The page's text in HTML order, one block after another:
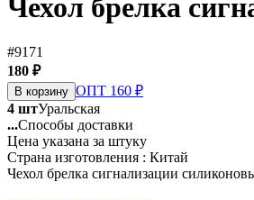
Чехол брелка
#9171
180 ₽
В корзину ОПТ 160 ₽
4 штУральская
...Способы доставки
Цена указана за штуку
Страна изготовления : Китай
Чехол брелка сигнализации